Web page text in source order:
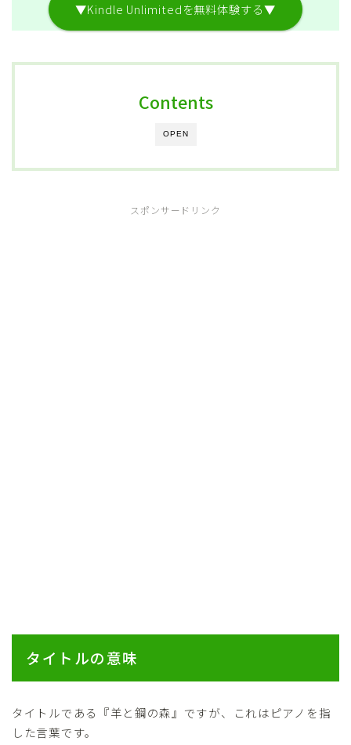
▼Kindle Unlimitedを無料体験する▼
OPEN
Contents
スポンサードリンク
タイトルの意味
タイトルである『羊と鋼の森』ですが、これはピアノを指
した言葉です。